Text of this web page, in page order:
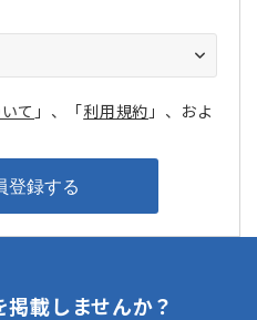
て 」、「利用規約 」、およ
載しませんか？